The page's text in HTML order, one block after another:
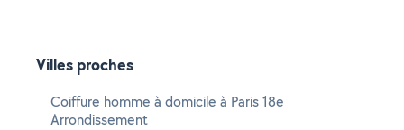
Villes proches
Coiffure homme à domicile à Paris 18e
Arrondissement